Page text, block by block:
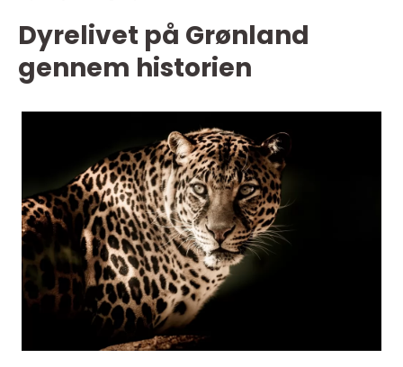
Dyrelivet på Grønland
gennem historien